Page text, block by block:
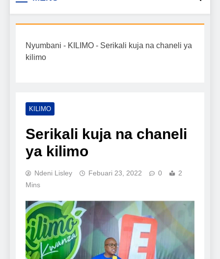
Tanzania
kilimo, mitindo, na burudani kwa Kiswahili,
mafanikio yako.
Nyumbani - KILIMO - Serikali kuja na chaneli ya
kilimo
KILIMO
Serikali kuja na chaneli
ya kilimo
Ndeni Lisley Febuari 23, 2022 0
2
Mins